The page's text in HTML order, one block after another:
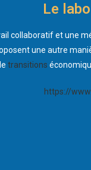
Le
collaboratif et une
une autre
transitions
https://